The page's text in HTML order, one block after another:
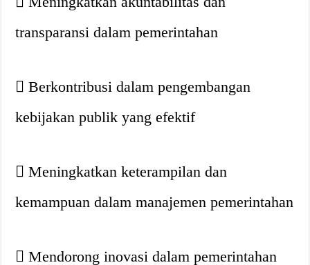
transparansi dalam pemerintahan
Berkontribusi dalam pengembangan
kebijakan publik yang efektif
Meningkatkan keterampilan dan
kemampuan dalam manajemen pemerintahan
Mendorong inovasi dalam pemerintahan